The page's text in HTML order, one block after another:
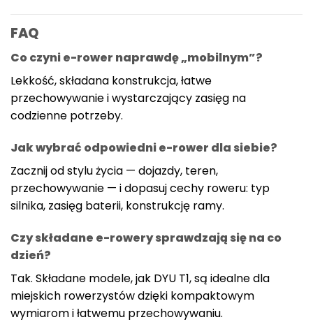
FAQ
Co czyni e-rower naprawdę „mobilnym”?
Lekkość, składana konstrukcja, łatwe
przechowywanie i wystarczający zasięg na
codzienne potrzeby.
Jak wybrać odpowiedni e-rower dla siebie?
Zacznij od stylu życia — dojazdy, teren,
przechowywanie — i dopasuj cechy roweru: typ
silnika, zasięg baterii, konstrukcję ramy.
Czy składane e-rowery sprawdzają się na co
dzień?
Tak. Składane modele, jak DYU T1, są idealne dla
miejskich rowerzystów dzięki kompaktowym
wymiarom i łatwemu przechowywaniu.